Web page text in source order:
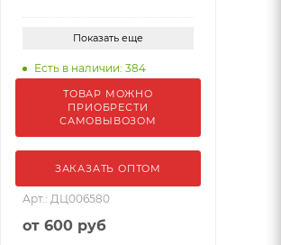
Показать еще
Есть в наличии: 384
ТОВАР МОЖНО
ПРИОБРЕСТИ
САМОВЫВОЗОМ
ЗАКАЗАТЬ ОПТОМ
Арт.: ДЦ006580
от 600 руб